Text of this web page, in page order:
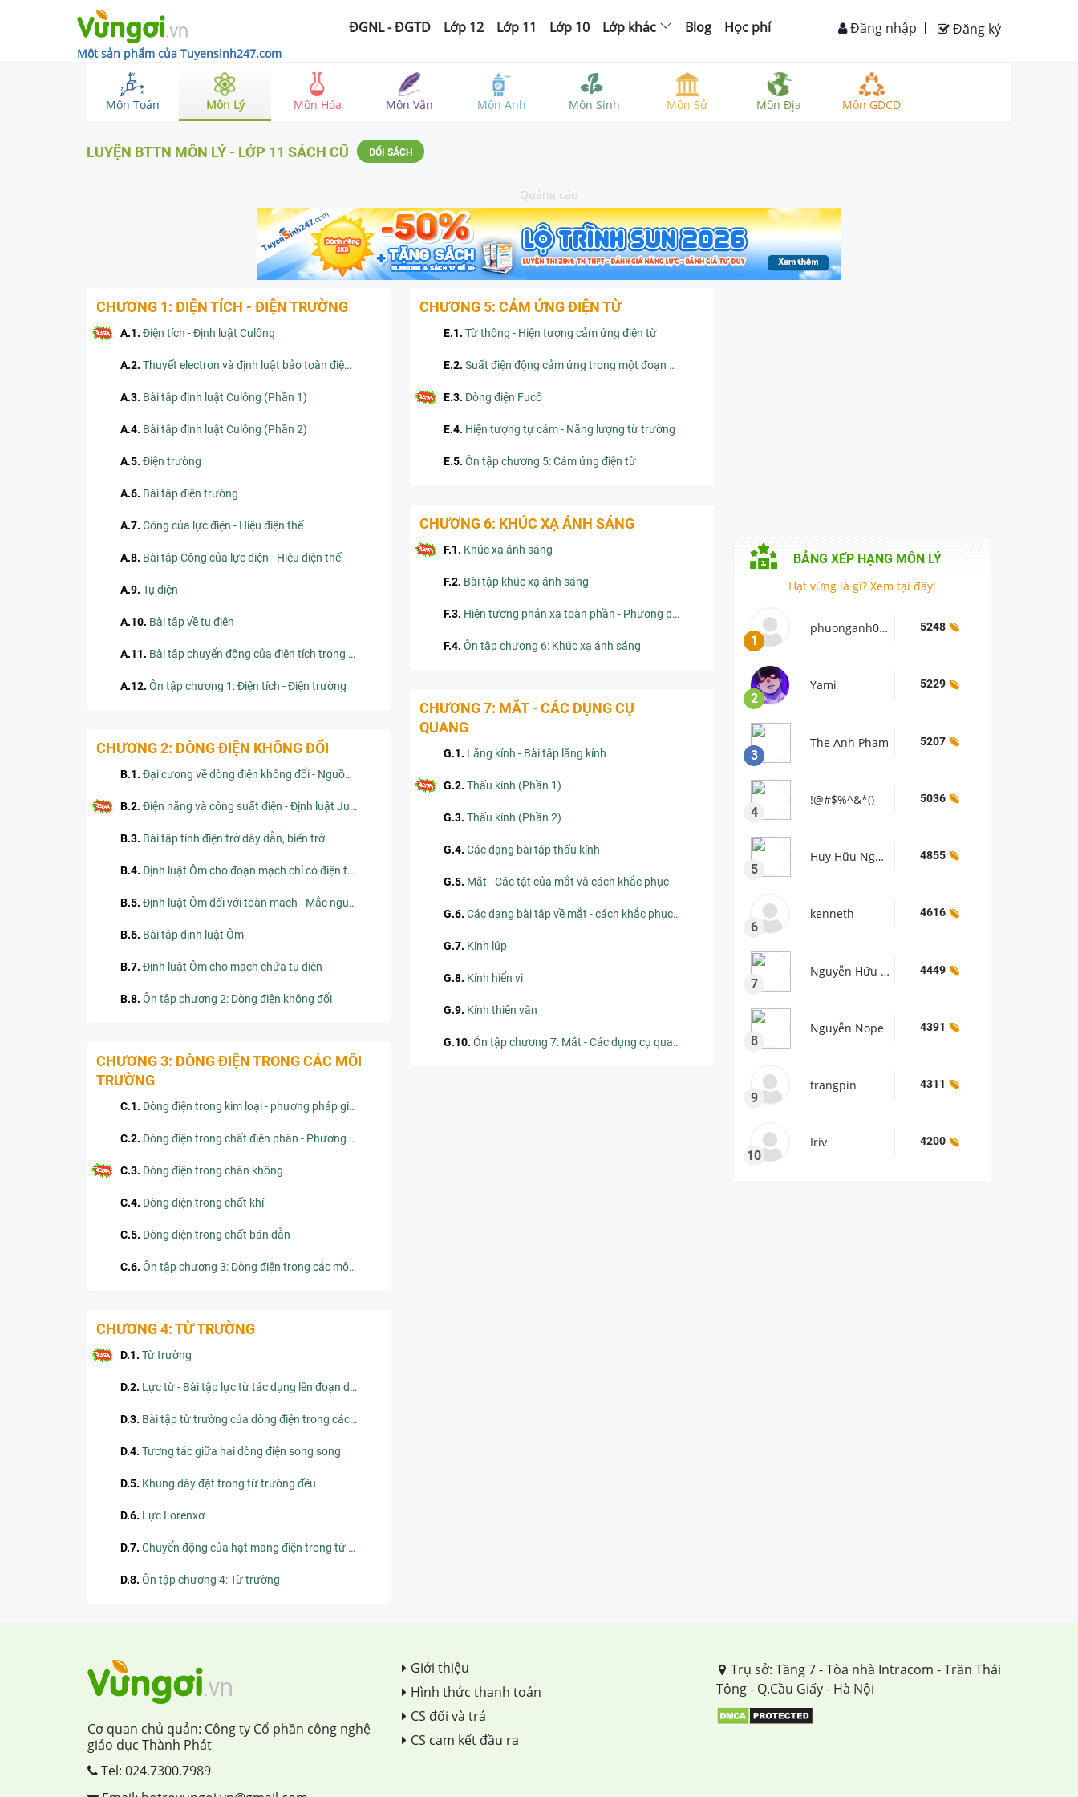
Một sản phẩm của Tuyensinh247.com
ĐGNL - ĐGTD Lớp 12 Lớp 11 Lớp 10 Lớp khác Blog Học phí Đăng ký
Đăng nhập
Môn Toán Môn Lý Môn Hóa Môn Văn Môn Anh Môn Sinh Môn Sử Môn Địa Môn GDCD
LUYỆN BTTN MÔN LÝ - LỚP 11 SÁCH CŨ ĐỔI SÁCH
Quảng cáo
CHƯƠNG 1: ĐIỆN TÍCH - ĐIỆN TRƯỜNG
A.1. Điện tích - Định luật Culông
A.2. Thuyết electron và định luật bảo toàn điện tích
A.3. Bài tập định luật Culông (Phần 1)
A.4. Bài tập định luật Culông (Phần 2)
A.5. Điện trường
A.6. Bài tập điện trường
A.7. Công của lực điện - Hiệu điện thế
A.8. Bài tập Công của lực điện - Hiệu điện thế
A.9. Tụ điện
A.10. Bài tập về tụ điện
A.11. Bài tập chuyển động của điện tích trong điện trường
A.12. Ôn tập chương 1: Điện tích - Điện trường
CHƯƠNG 2: DÒNG ĐIỆN KHÔNG ĐỔI
B.1. Đại cương về dòng điện không đổi - Nguồn điện
B.2. Điện năng và công suất điện - Định luật Jun- Lenxơ
B.3. Bài tập tính điện trở dây dẫn, biến trở
B.4. Định luật Ôm cho đoạn mạch chỉ có điện trở
B.5. Định luật Ôm đối với toàn mạch - Mắc nguồn điện thành bộ
B.6. Bài tập định luật Ôm
B.7. Định luật Ôm cho mạch chứa tụ điện
B.8. Ôn tập chương 2: Dòng điện không đổi
CHƯƠNG 3: DÒNG ĐIỆN TRONG CÁC MÔI
TRƯỜNG
C.1. Dòng điện trong kim loại - phương pháp giải bài tập dòng điện trong kim loại
C.2. Dòng điện trong chất điện phân - Phương pháp giải bài tập trong chất điện phân
C.3. Dòng điện trong chân không
C.4. Dòng điện trong chất khí
C.5. Dòng điện trong chất bán dẫn
C.6. Ôn tập chương 3: Dòng điện trong các môi trường
CHƯƠNG 4: TỪ TRƯỜNG
D.1. Từ trường
D.2. Lực từ - Bài tập lực từ tác dụng lên đoạn dây dẫn mang điện
D.3. Bài tập từ trường của dòng điện trong các dây dẫn có hình dạng đặc biệt
D.4. Tương tác giữa hai dòng điện song song
D.5. Khung dây đặt trong từ trường đều
D.6. Lực Lorenxơ
D.7. Chuyển động của hạt mang điện trong từ trường đều
D.8. Ôn tập chương 4: Từ trường
CHƯƠNG 5: CẢM ỨNG ĐIỆN TỪ
E.1. Từ thông - Hiện tượng cảm ứng điện từ
E.2. Suất điện động cảm ứng trong một đoạn dây dẫn chuyển động
E.3. Dòng điện Fucô
E.4. Hiện tượng tự cảm - Năng lượng từ trường
E.5. Ôn tập chương 5: Cảm ứng điện từ
CHƯƠNG 6: KHÚC XẠ ÁNH SÁNG
F.1. Khúc xạ ánh sáng
F.2. Bài tập khúc xạ ánh sáng
F.3. Hiện tượng phản xạ toàn phần - Phương pháp giải bài tập phản xạ toàn phần
F.4. Ôn tập chương 6: Khúc xạ ánh sáng
CHƯƠNG 7: MẮT - CÁC DỤNG CỤ
QUANG
G.1. Lăng kính - Bài tập lăng kính
G.2. Thấu kính (Phần 1)
G.3. Thấu kính (Phần 2)
G.4. Các dạng bài tập thấu kính
G.5. Mắt - Các tật của mắt và cách khắc phục
G.6. Các dạng bài tập về mắt - cách khắc phục các tật của mắt
G.7. Kính lúp
G.8. Kính hiển vi
G.9. Kính thiên văn
G.10. Ôn tập chương 7: Mắt - Các dụng cụ quang
BẢNG XẾP HẠNG MÔN LÝ
Hạt vừng là gì? Xem tại đây!
1
phuonganh0305 5248
2
Yami 5229
3
The Anh Pham 5207
4
!@#$%^&*() 5036
5
Huy Hữu Nguyễn 4855
6
kenneth 4616
7
Nguyễn Hữu Tuyền 4449
8
Nguyễn Nope 4391
9
trangpin 4311
10
Iriv 4200
Cơ quan chủ quản: Công ty Cổ phần công nghệ
giáo dục Thành Phát
Tel: 024.7300.7989
Giới thiệu
Hình thức thanh toán
CS đổi và trả
CS cam kết đầu ra
Trụ sở: Tầng 7 - Tòa nhà Intracom - Trần Thái
Tông - Q.Cầu Giấy - Hà Nội